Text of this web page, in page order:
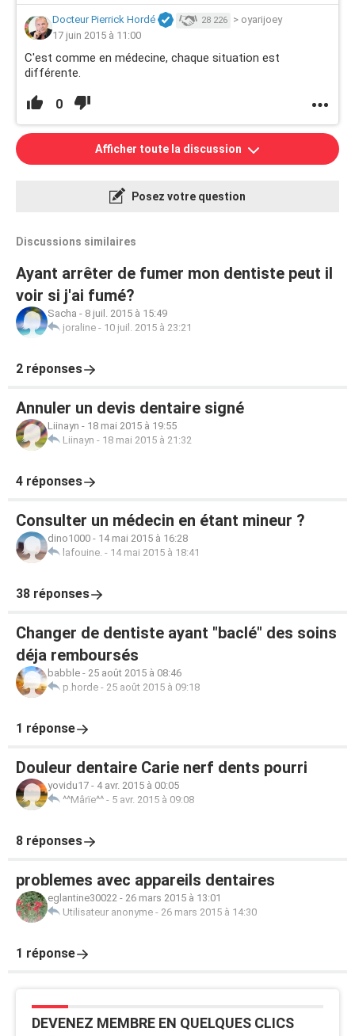
Docteur Pierrick Hordé 28 226 > oyarijoey
17 juin 2015 à 11:00
C'est comme en médecine, chaque situation est
différente.
0
Afficher toute la discussion
Posez votre question
Discussions similaires
Ayant arrêter de fumer mon dentiste peut il
voir si j'ai fumé?
Sacha - 8 juil. 2015 à 15:49
joraline - 10 juil. 2015 à 23:21
2 réponses
Annuler un devis dentaire signé
Liinayn - 18 mai 2015 à 19:55
Liinayn - 18 mai 2015 à 21:32
4 réponses
Consulter un médecin en étant mineur ?
dino1000 - 14 mai 2015 à 16:28
lafouine. - 14 mai 2015 à 18:41
38 réponses
Changer de dentiste ayant "baclé" des soins
déja remboursés
babble - 25 août 2015 à 08:46
p.horde - 25 août 2015 à 09:18
1 réponse
Douleur dentaire Carie nerf dents pourri
yovidu17 - 4 avr. 2015 à 00:05
^^Mârïe^^ - 5 avr. 2015 à 09:08
8 réponses
problemes avec appareils dentaires
eglantine30022 - 26 mars 2015 à 13:01
Utilisateur anonyme - 26 mars 2015 à 14:30
1 réponse
DEVENEZ MEMBRE EN QUELQUES CLICS